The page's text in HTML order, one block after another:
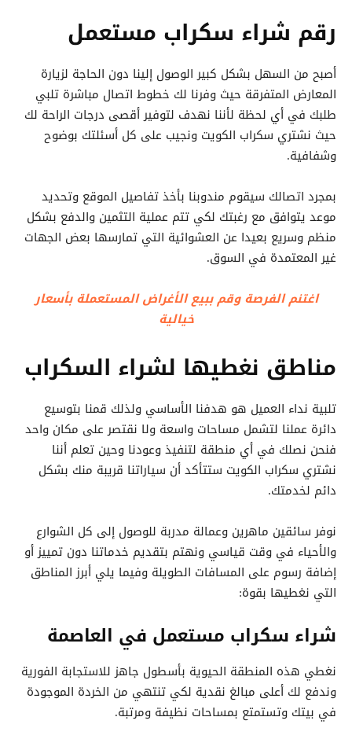
رقم شراء سكراب مستعمل
أصبح من السهل بشكل كبير الوصول إلينا دون الحاجة لزيارة
المعارض المتفرقة حيث وفرنا لك خطوط اتصال مباشرة تلبي
طلبك في أي لحظة لأننا نهدف لتوفير أقصى درجات الراحة لك
حيث نشتري سكراب الكويت ونجيب على كل أسئلتك بوضوح
وشفافية.
بمجرد اتصالك سيقوم مندوبنا بأخذ تفاصيل الموقع وتحديد
موعد يتوافق مع رغبتك لكي تتم عملية التثمين والدفع بشكل
منظم وسريع بعيدا عن العشوائية التي تمارسها بعض الجهات
غير المعتمدة في السوق.
اغتنم الفرصة وقم ببيع الأغراض المستعملة بأسعار
خيالية
مناطق نغطيها لشراء السكراب
تلبية نداء العميل هو هدفنا الأساسي ولذلك قمنا بتوسيع
دائرة عملنا لتشمل مساحات واسعة ولا نقتصر على مكان واحد
فنحن نصلك في أي منطقة لتنفيذ وعودنا وحين تعلم أننا
نشتري سكراب الكويت ستتأكد أن سياراتنا قريبة منك بشكل
دائم لخدمتك.
نوفر سائقين ماهرين وعمالة مدربة للوصول إلى كل الشوارع
والأحياء في وقت قياسي ونهتم بتقديم خدماتنا دون تمييز أو
إضافة رسوم على المسافات الطويلة وفيما يلي أبرز المناطق
التي نغطيها بقوة:
شراء سكراب مستعمل في العاصمة
نغطي هذه المنطقة الحيوية بأسطول جاهز للاستجابة الفورية
وندفع لك أعلى مبالغ نقدية لكي تنتهي من الخردة الموجودة
في بيتك وتستمتع بمساحات نظيفة ومرتبة.